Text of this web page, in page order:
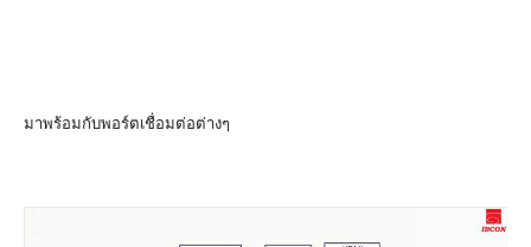
มาพร้อมกับพอร์ตเชื่อมต่อต่างๆ